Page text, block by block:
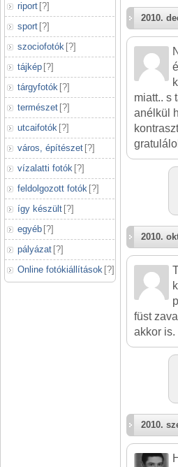
riport [?]
sport [?]
szociofotók [?]
tájkép [?]
tárgyfotók [?]
természet [?]
utcaifotók [?]
város, építészet [?]
vízalatti fotók [?]
feldolgozott fotók [?]
így készült [?]
egyéb [?]
pályázat [?]
Online fotókiállítások [?]
2010.
miatt.. s
anélkül
2010.
füst
akkor is.
2010.